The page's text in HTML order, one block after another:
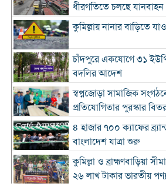
ধীরগতিতে চলছে যানবাহন
কুমিল্লায় নানার বাড়িতে
চাঁদপুরে একযোগে ৩১ ইউপি
বদলির আদেশ
স্বপ্নজোড়া সামাজিক
প্রতিযোগিতার পুরস্কার
৪ হাজার ৭০০ ক্যাফের
বাংলাদেশ যাত্রা শুরু
কুমিল্লা ও ব্রাহ্মণবাড়িয়া
২৬ লাখ টাকার ভারতীয়